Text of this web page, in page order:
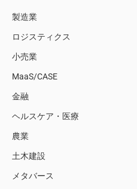
製造業
ロジスティクス
小売業
MaaS/CASE
金融
ヘルスケア・医療
農業
土木建設
メタバース